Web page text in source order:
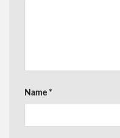
Name *